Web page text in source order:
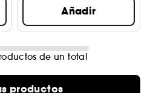
Añadir
de un total
productos